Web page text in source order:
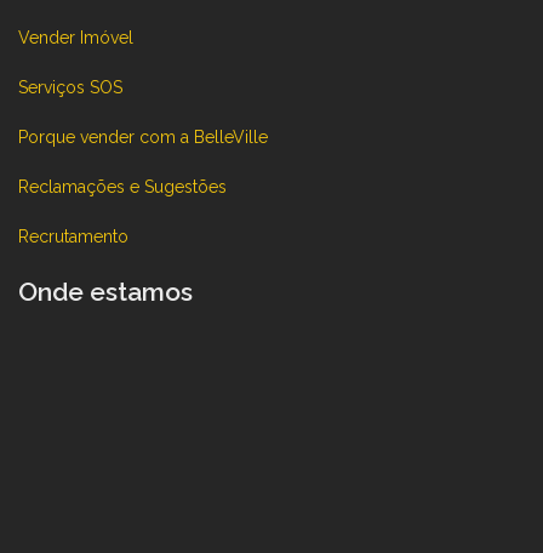
Vender Imóvel
Serviços SOS
Porque vender com a BelleVille
Reclamações e Sugestões
Recrutamento
Onde estamos